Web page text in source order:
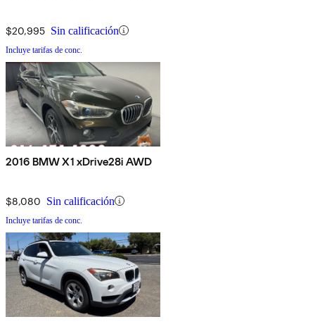
$20,995 Sin calificación
Incluye tarifas de conc.
2016 BMW X1 xDrive28i AWD
$8,080 Sin calificación
Incluye tarifas de conc.